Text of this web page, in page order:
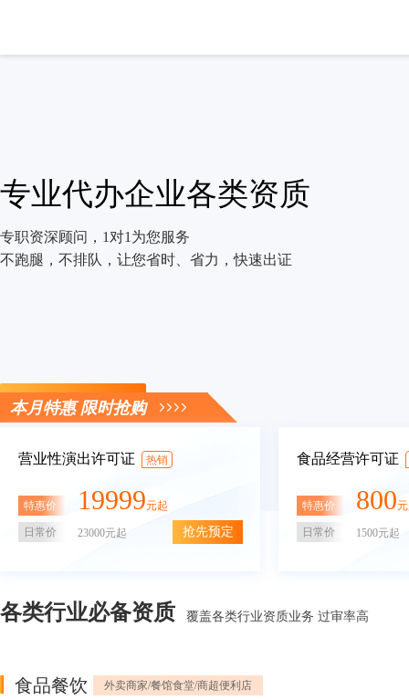
专业代办企业各类资质
专职资深顾问，1对1为您服务
不跑腿，不排队，让您省时、省力，快速出证
立即咨询
本月特惠 限时抢购
营业性演出许可证 热销
特惠价 19999元起
日常价 23000元起 抢先预定
食品经营许可证
特惠价 800
日常价 1500元起
各类行业必备资质 覆盖各类行业资质业务 过审率高
食品餐饮 外卖商家/餐馆食堂/商超便利店